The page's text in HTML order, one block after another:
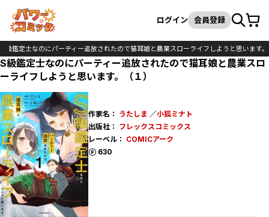
検索
ログイン 会員登録カート
S級鑑定士なのにパーティー追放されたので猫耳娘と農業スローライフしようと思います。
S級鑑定士なのにパーティー追放されたので猫耳娘と農業スロ
ーライフしようと思います。（１）
作家名： うたしま ／小狐ミナト
出版社： フレックスコミックス
レーベル： COMICアーク
630
ポイント